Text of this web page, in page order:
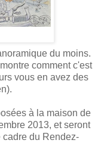
du moins.
comment c'est
vous en avez des
à la maison de
2013, et seront
du Rendez-